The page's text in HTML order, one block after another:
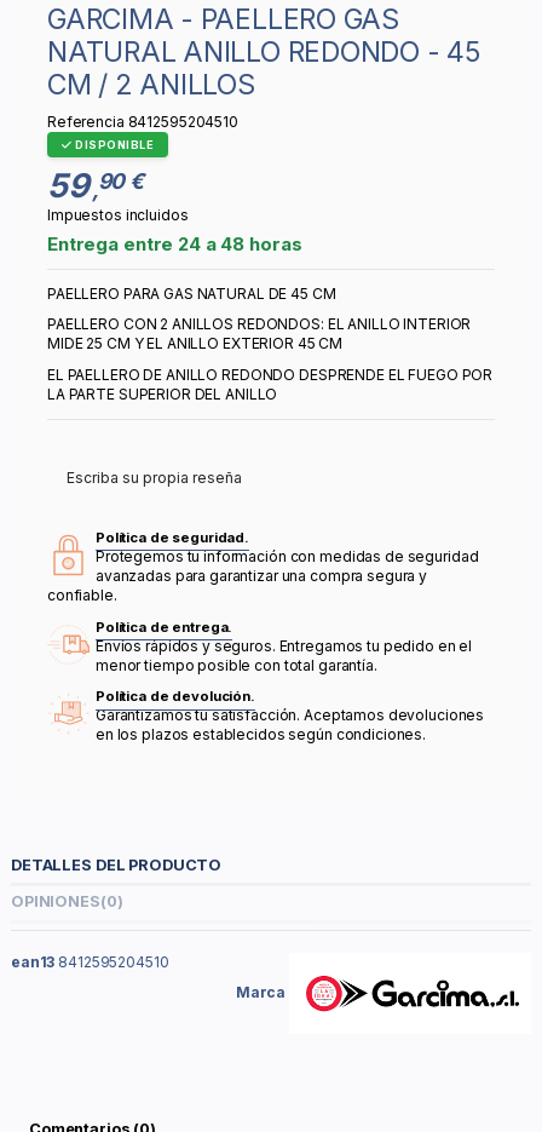
GARCIMA - PAELLERO GAS
NATURAL ANILLO REDONDO - 45
CM / 2 ANILLOS
Referencia 8412595204510
DISPONIBLE
59,90 €
Impuestos incluidos
Entrega entre 24 a 48 horas
PAELLERO PARA GAS NATURAL DE 45 CM
PAELLERO CON 2 ANILLOS REDONDOS: EL ANILLO INTERIOR
MIDE 25 CM Y EL ANILLO EXTERIOR 45 CM
EL PAELLERO DE ANILLO REDONDO DESPRENDE EL FUEGO POR
LA PARTE SUPERIOR DEL ANILLO
Escriba su propia reseña
Política de seguridad.
Protegemos tu información con medidas de seguridad
avanzadas para garantizar una compra segura y
confiable.
Política de entrega.
Envíos rápidos y seguros. Entregamos tu pedido en el
menor tiempo posible con total garantía.
Política de devolución.
Garantizamos tu satisfacción. Aceptamos devoluciones
en los plazos establecidos según condiciones.
DETALLES DEL PRODUCTO
OPINIONES(0)
Marca
ean13 8412595204510